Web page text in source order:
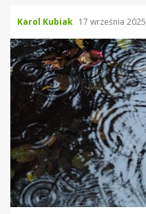
Karol Kubiak 17 września 2025